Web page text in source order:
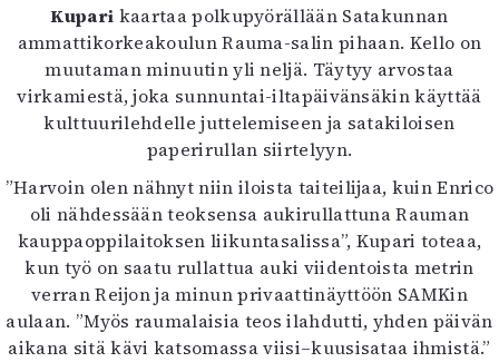
Kupari kaartaa polkupyörällään Satakunnan
ammattikorkeakoulun Rauma-salin pihaan. Kello on
muutaman minuutin yli neljä. Täytyy arvostaa
virkamiestä, joka sunnuntai-iltapäivänsäkin käyttää
kulttuurilehdelle juttelemiseen ja satakiloisen
paperirullan siirtelyyn.
”Harvoin olen nähnyt niin iloista taiteilijaa, kuin Enrico
oli nähdessään teoksensa aukirullattuna Rauman
kauppaoppilaitoksen liikuntasalissa”, Kupari toteaa,
kun työ on saatu rullattua auki viidentoista metrin
verran Reijon ja minun privaattinäyttöön SAMKin
aulaan. ”Myös raumalaisia teos ilahdutti, yhden päivän
aikana sitä kävi katsomassa viisi–kuusisataa ihmistä.”